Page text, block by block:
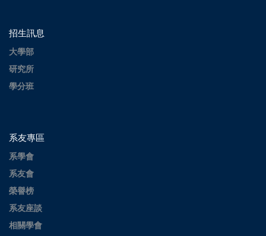
招生訊息
大學部
研究所
學分班
系友專區
系學會
系友會
榮譽榜
系友座談
相關學會